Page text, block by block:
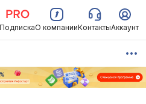
ПодпискаО компанииКонтактыАккаунт